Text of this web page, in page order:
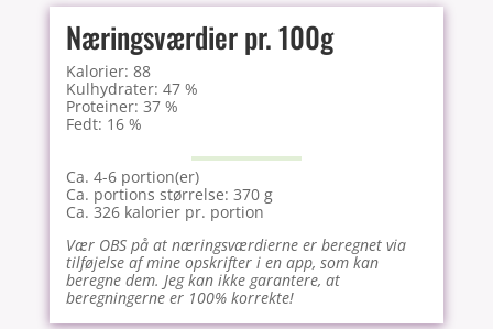
Næringsværdier pr. 100g
Kalorier: 88
Kulhydrater: 47 %
Proteiner: 37 %
Fedt: 16 %
Ca. 4-6 portion(er)
Ca. portions størrelse: 370 g
Ca. 326 kalorier pr. portion
Vær OBS på at næringsværdierne er beregnet via
tilføjelse af mine opskrifter i en app, som kan
beregne dem. Jeg kan ikke garantere, at
beregningerne er 100% korrekte!